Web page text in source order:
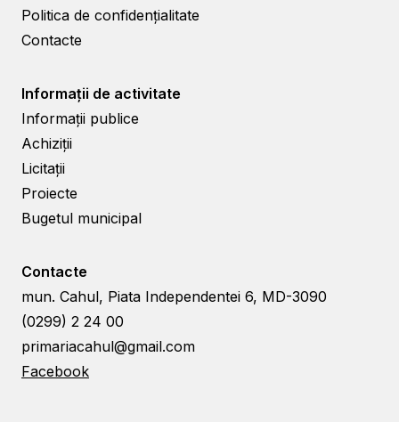
Politica de confidențialitate
Contacte
Informații de activitate
Informații publice
Achiziții
Licitații
Proiecte
Bugetul municipal
Contacte
mun. Cahul, Piata Independentei 6, MD-3090
(0299) 2 24 00
primariacahul@gmail.com
Facebook